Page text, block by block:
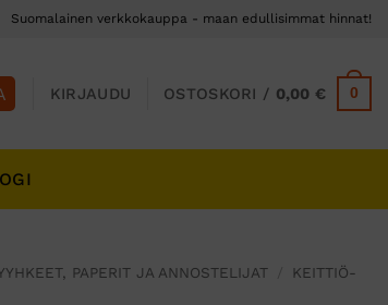
Suomalainen verkkokauppa - maan edullisimmat hinnat!
KIRJAUDU OSTOSKORI / 0,00€ 0
PAPERIT JA ANNOSTELIJAT
KEITTIÖ-